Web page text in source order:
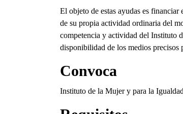
El objeto de estas ayudas es
de su propia actividad ordinaria del
competencia y actividad del Instituto
disponibilidad de los medios precisos
Convoca
Instituto de la Mujer y para la